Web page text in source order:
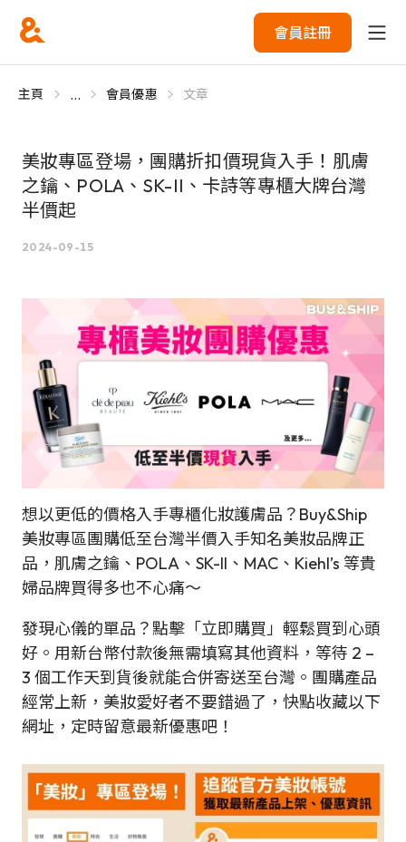
會員註冊
主頁 ... 會員優惠 文章
美妝專區登場，團購折扣價現貨入手！肌膚
之鑰、POLA、SK-II、卡詩等專櫃大牌台灣
半價起
2024-09-15
想以更低的價格入手專櫃化妝護膚品？Buy&Ship
美妝專區團購低至台灣半價入手知名美妝品牌正
品，肌膚之鑰、POLA、SK-II、MAC、Kiehl’s 等貴
婦品牌買得多也不心痛～
發現心儀的單品？點擊「立即購買」輕鬆買到心頭
好。用新台幣付款後無需填寫其他資料，等待 2 –
3 個工作天到貨後就能合併寄送至台灣。團購產品
經常上新，美妝愛好者不要錯過了，快點收藏以下
網址，定時留意最新優惠吧！